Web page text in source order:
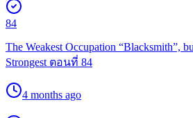
84
The Weakest Occupation “Blacksmith”,
Strongest ตอนที่ 84
4 months ago